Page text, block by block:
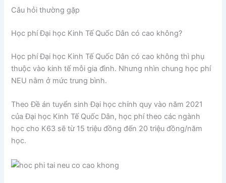
Câu hỏi thường gặp
Học phí Đại học Kinh Tế Quốc Dân có cao không?
Học phí Đại học Kinh Tế Quốc Dân có cao không thì phụ
thuộc vào kinh tế mỗi gia đình. Nhưng nhìn chung học phí
NEU nằm ở mức trung bình.
Theo Đề án tuyển sinh Đại học chính quy vào năm 2021
của Đại học Kinh Tế Quốc Dân, học phí theo các ngành
học cho K63 sẽ từ 15 triệu đồng đến 20 triệu đồng/năm
học.